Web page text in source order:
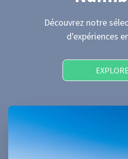
Découvrez notre
d'expériences